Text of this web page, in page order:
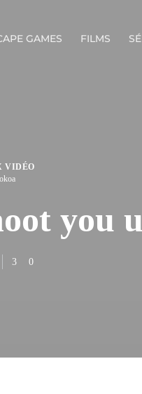
GAMES FILMS
VIDÉO
you
3 0